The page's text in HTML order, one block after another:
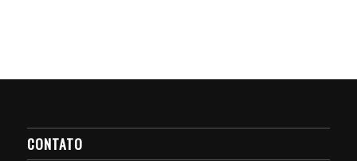
CONTATO